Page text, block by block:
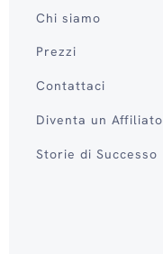
Chi siamo
Prezzi
Contattaci
Diventa un Affiliato
Storie di Successo